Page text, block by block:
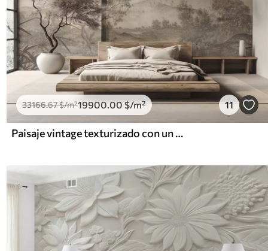
33166.67$/m²19900.00$/m² 11
Paisaje vintage texturizado con un árbol cerca de un río y un cielo nublado, arte de la naturaleza en tonos sepia